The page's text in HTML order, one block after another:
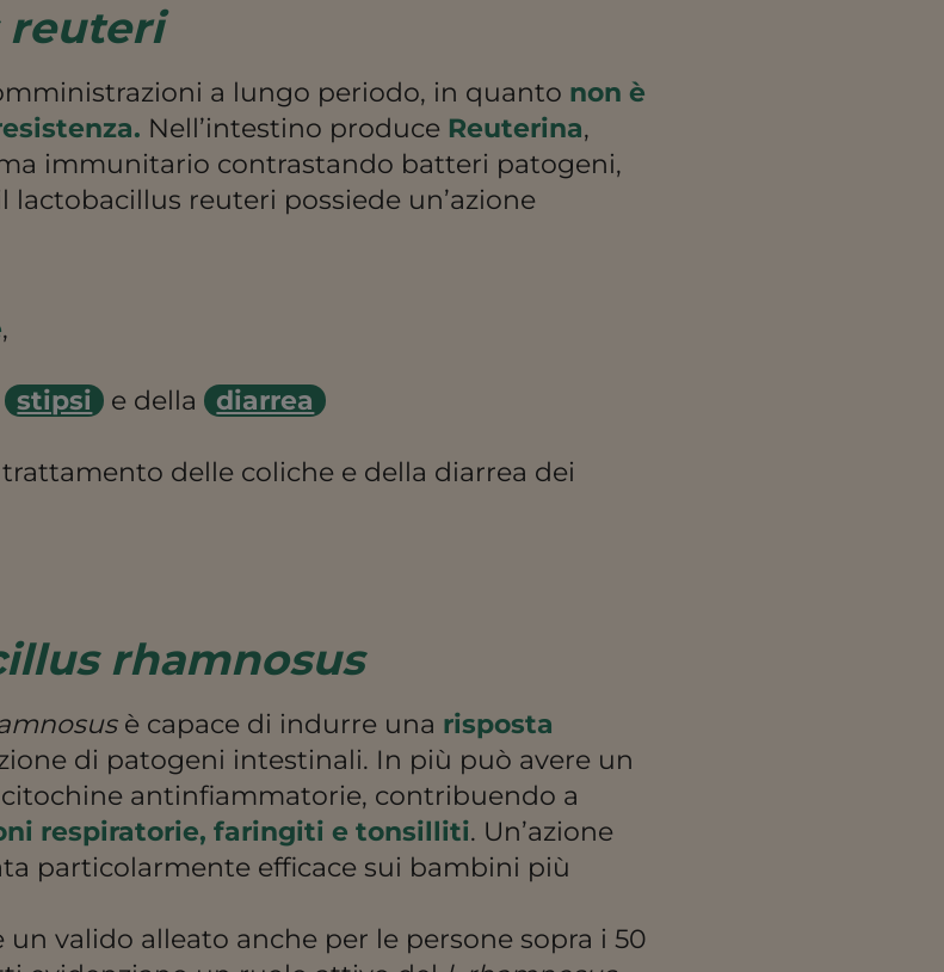
reuteri
a lungo periodo, in quanto non è
Nell’intestino produce Reuterina,
immunitario contrastando batteri patogeni,
reuteri possiede un’azione
,
stipsi e della diarrea
delle coliche e della diarrea dei
rhamnosus
è capace di indurre una risposta
di patogeni intestinali. In più può avere un
antinfiammatorie, contribuendo a
respiratorie, faringiti e tonsilliti. Un’azione
particolarmente efficace sui bambini più
valido alleato anche per le persone sopra i 50